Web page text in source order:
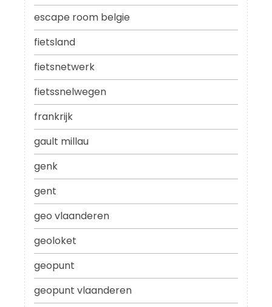
escape room belgie
fietsland
fietsnetwerk
fietssnelwegen
frankrijk
gault millau
genk
gent
geo vlaanderen
geoloket
geopunt
geopunt vlaanderen